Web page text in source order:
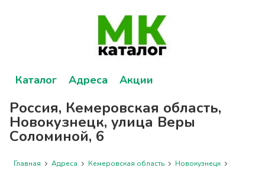
Каталог Адреса Акции
Россия, Кемеровская область,
Новокузнецк, улица Веры
Соломиной, 6
Главная Адреса Кемеровская область
Новокузнецк